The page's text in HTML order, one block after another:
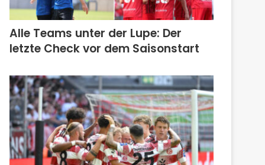
Alle Teams unter der Lupe: Der
letzte Check vor dem Saisonstart